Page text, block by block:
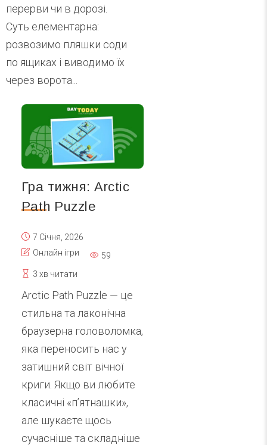
перерви чи в дорозі.
Суть елементарна:
розвозимо пляшки соди
по ящиках і виводимо їх
через ворота...
Гра тижня: Arctic
Path Puzzle
7 Січня, 2026
Онлайн ігри
59
3 хв читати
Arctic Path Puzzle — це
стильна та лаконічна
браузерна головоломка,
яка переносить нас у
затишний світ вічної
криги. Якщо ви любите
класичні «п’ятнашки»,
але шукаєте щось
сучасніше та складніше